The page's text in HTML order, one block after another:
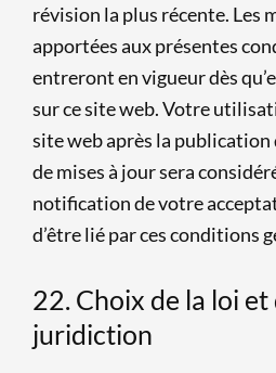
révision la plus récente. Les
apportées aux présentes
entreront en vigueur dès
sur ce site web. Votre
site web après la
de mises à jour sera
notification de votre
d’être lié par ces conditions
22. Choix de la loi et
juridiction